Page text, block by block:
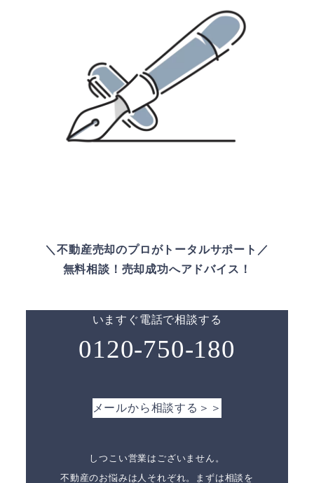
＼不動産売却のプロがトータルサポート／
無料相談！売却成功へアドバイス！
いますぐ電話で相談する
0120-750-180
メールから相談する＞＞
しつこい営業はございません。
不動産のお悩みは人それぞれ。まずは相談を